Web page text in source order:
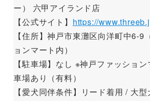
ー） 六甲アイランド店
【公式サイト】 https://
【住所】神戸市東灘区向洋町中6-9
ョンマート内）
【駐車場】なし ※神戸ファッショ
車場あり（有料）
【愛犬同伴条件】リード着用 / 大型